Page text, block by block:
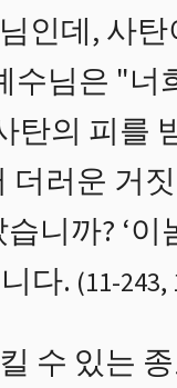
인데, 사
수님은 "
탄의 피를
러운 거
니까? ‘
다. (11-243,
수 있는